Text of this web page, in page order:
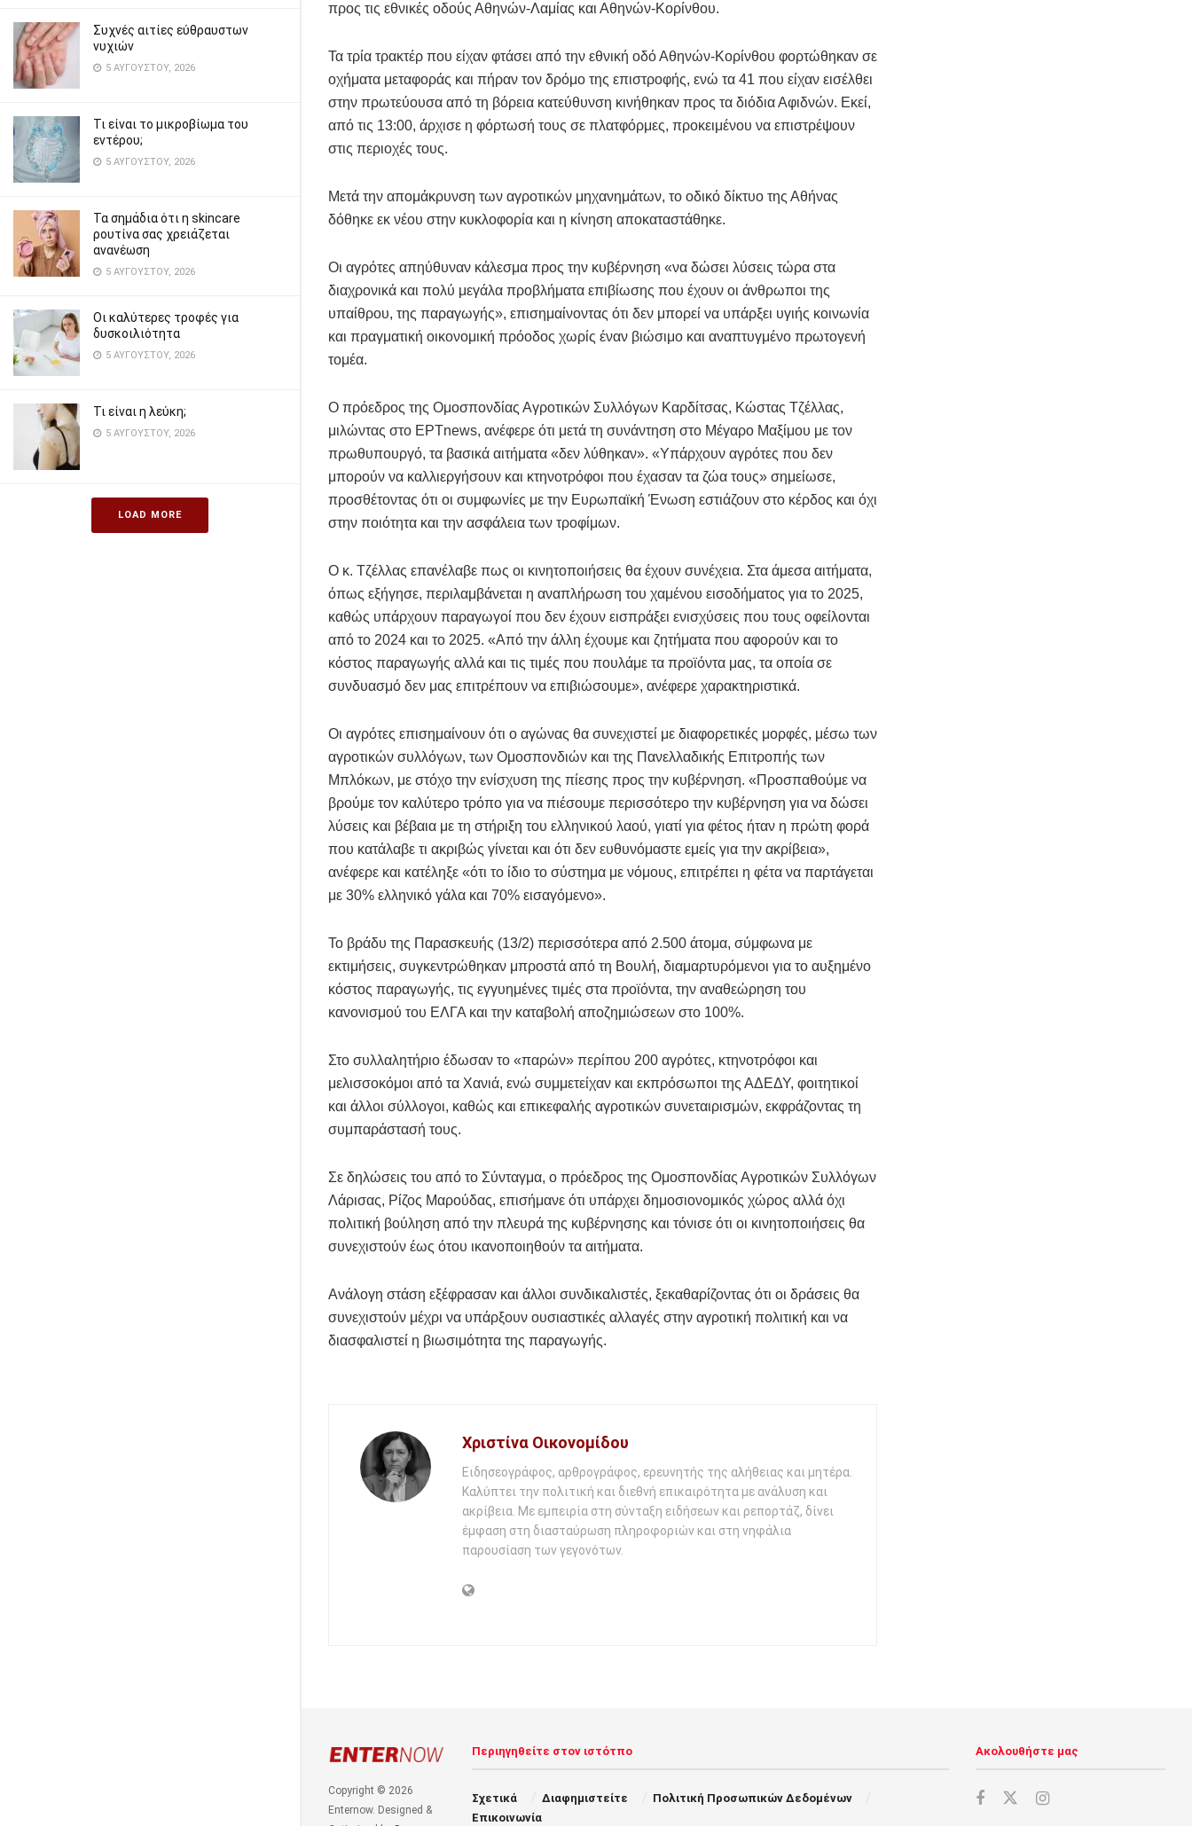
Συχνές αιτίες εύθραυστων
νυχιών
5 ΑΥΓΟΎΣΤΟΥ, 2026
Τι είναι το μικροβίωμα του
εντέρου;
5 ΑΥΓΟΎΣΤΟΥ, 2026
Τα σημάδια ότι η skincare
ρουτίνα σας χρειάζεται
ανανέωση
5 ΑΥΓΟΎΣΤΟΥ, 2026
Οι καλύτερες τροφές για
δυσκοιλιότητα
5 ΑΥΓΟΎΣΤΟΥ, 2026
Τι είναι η λεύκη;
5 ΑΥΓΟΎΣΤΟΥ, 2026
LOAD MORE
προς τις εθνικές οδούς Αθηνών-Λαμίας και Αθηνών-Κορίνθου.
Τα τρία τρακτέρ που είχαν φτάσει από την εθνική οδό Αθηνών-Κορίνθου φορτώθηκαν σε
οχήματα μεταφοράς και πήραν τον δρόμο της επιστροφής, ενώ τα 41 που είχαν εισέλθει
στην πρωτεύουσα από τη βόρεια κατεύθυνση κινήθηκαν προς τα διόδια Αφιδνών. Εκεί,
από τις 13:00, άρχισε η φόρτωσή τους σε πλατφόρμες, προκειμένου να επιστρέψουν
στις περιοχές τους.
Μετά την απομάκρυνση των αγροτικών μηχανημάτων, το οδικό δίκτυο της Αθήνας
δόθηκε εκ νέου στην κυκλοφορία και η κίνηση αποκαταστάθηκε.
Οι αγρότες απηύθυναν κάλεσμα προς την κυβέρνηση «να δώσει λύσεις τώρα στα
διαχρονικά και πολύ μεγάλα προβλήματα επιβίωσης που έχουν οι άνθρωποι της
υπαίθρου, της παραγωγής», επισημαίνοντας ότι δεν μπορεί να υπάρξει υγιής κοινωνία
και πραγματική οικονομική πρόοδος χωρίς έναν βιώσιμο και αναπτυγμένο πρωτογενή
τομέα.
Ο πρόεδρος της Ομοσπονδίας Αγροτικών Συλλόγων Καρδίτσας, Κώστας Tζέλλας,
μιλώντας στο ΕΡΤnews, ανέφερε ότι μετά τη συνάντηση στο Μέγαρο Μαξίμου με τον
πρωθυπουργό, τα βασικά αιτήματα «δεν λύθηκαν». «Υπάρχουν αγρότες που δεν
μπορούν να καλλιεργήσουν και κτηνοτρόφοι που έχασαν τα ζώα τους» σημείωσε,
προσθέτοντας ότι οι συμφωνίες με την Ευρωπαϊκή Ένωση εστιάζουν στο κέρδος και όχι
στην ποιότητα και την ασφάλεια των τροφίμων.
Ο κ. Τζέλλας επανέλαβε πως οι κινητοποιήσεις θα έχουν συνέχεια. Στα άμεσα αιτήματα,
όπως εξήγησε, περιλαμβάνεται η αναπλήρωση του χαμένου εισοδήματος για το 2025,
καθώς υπάρχουν παραγωγοί που δεν έχουν εισπράξει ενισχύσεις που τους οφείλονται
από το 2024 και το 2025. «Από την άλλη έχουμε και ζητήματα που αφορούν και το
κόστος παραγωγής αλλά και τις τιμές που πουλάμε τα προϊόντα μας, τα οποία σε
συνδυασμό δεν μας επιτρέπουν να επιβιώσουμε», ανέφερε χαρακτηριστικά.
Οι αγρότες επισημαίνουν ότι ο αγώνας θα συνεχιστεί με διαφορετικές μορφές, μέσω των
αγροτικών συλλόγων, των Ομοσπονδιών και της Πανελλαδικής Επιτροπής των
Μπλόκων, με στόχο την ενίσχυση της πίεσης προς την κυβέρνηση. «Προσπαθούμε να
βρούμε τον καλύτερο τρόπο για να πιέσουμε περισσότερο την κυβέρνηση για να δώσει
λύσεις και βέβαια με τη στήριξη του ελληνικού λαού, γιατί για φέτος ήταν η πρώτη φορά
που κατάλαβε τι ακριβώς γίνεται και ότι δεν ευθυνόμαστε εμείς για την ακρίβεια»,
ανέφερε και κατέληξε «ότι το ίδιο το σύστημα με νόμους, επιτρέπει η φέτα να παρτάγεται
με 30% ελληνικό γάλα και 70% εισαγόμενο».
Το βράδυ της Παρασκευής (13/2) περισσότερα από 2.500 άτομα, σύμφωνα με
εκτιμήσεις, συγκεντρώθηκαν μπροστά από τη Βουλή, διαμαρτυρόμενοι για το αυξημένο
κόστος παραγωγής, τις εγγυημένες τιμές στα προϊόντα, την αναθεώρηση του
κανονισμού του ΕΛΓΑ και την καταβολή αποζημιώσεων στο 100%.
Στο συλλαλητήριο έδωσαν το «παρών» περίπου 200 αγρότες, κτηνοτρόφοι και
μελισσοκόμοι από τα Χανιά, ενώ συμμετείχαν και εκπρόσωποι της ΑΔΕΔΥ, φοιτητικοί
και άλλοι σύλλογοι, καθώς και επικεφαλής αγροτικών συνεταιρισμών, εκφράζοντας τη
συμπαράστασή τους.
Σε δηλώσεις του από το Σύνταγμα, ο πρόεδρος της Ομοσπονδίας Αγροτικών Συλλόγων
Λάρισας, Ρίζος Μαρούδας, επισήμανε ότι υπάρχει δημοσιονομικός χώρος αλλά όχι
πολιτική βούληση από την πλευρά της κυβέρνησης και τόνισε ότι οι κινητοποιήσεις θα
συνεχιστούν έως ότου ικανοποιηθούν τα αιτήματα.
Ανάλογη στάση εξέφρασαν και άλλοι συνδικαλιστές, ξεκαθαρίζοντας ότι οι δράσεις θα
συνεχιστούν μέχρι να υπάρξουν ουσιαστικές αλλαγές στην αγροτική πολιτική και να
διασφαλιστεί η βιωσιμότητα της παραγωγής.
Χριστίνα Οικονομίδου
Ειδησεογράφος, αρθρογράφος, ερευνητής της αλήθειας και μητέρα.
Καλύπτει την πολιτική και διεθνή επικαιρότητα με ανάλυση και
ακρίβεια. Με εμπειρία στη σύνταξη ειδήσεων και ρεπορτάζ, δίνει
έμφαση στη διασταύρωση πληροφοριών και στη νηφάλια
παρουσίαση των γεγονότων.
Copyright © 2026
Enternow. Designed &
Περιηγηθείτε στον ιστότπο
Σχετικά Διαφημιστείτε
Πολιτική Προσωπικών Δεδομένων
Επικοινωνία
Ακολουθήστε μας